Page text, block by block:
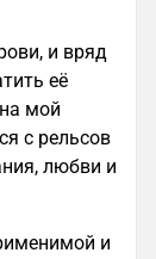
и вряд
её
мой
с рельсов
любви и
и